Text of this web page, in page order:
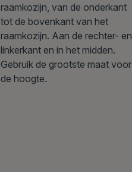
raamkozijn, van de onderkant
tot de bovenkant van het
raamkozijn. Aan de rechter- en
linkerkant en in het midden.
Gebruik de grootste maat voor
de hoogte.